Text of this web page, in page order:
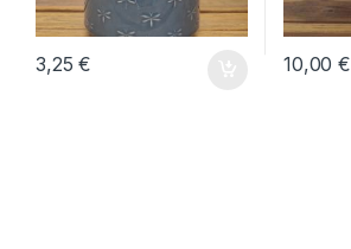
3,25€ 10,00€